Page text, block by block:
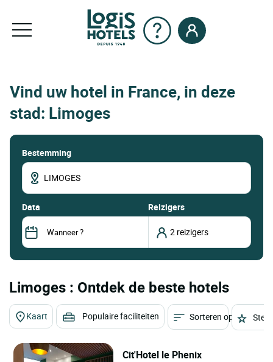
Vind uw hotel in France, in deze
stad: Limoges
Bestemming
data Reizigers
Limoges : Ontdek de beste hotels
Kaart Populaire faciliteiten Sorteren op
Cit'Hotel le Phenix